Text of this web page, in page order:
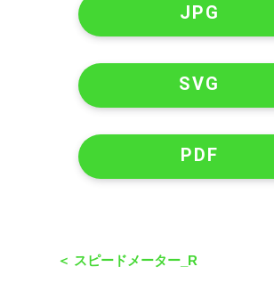
JPG
SVG
PDF
＜ スピードメーター_R